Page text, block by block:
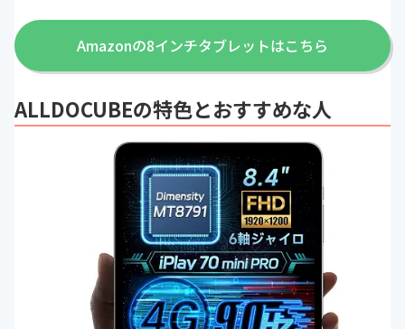
Amazonの8インチタブレットはこちら
ALLDOCUBEの特色とおすすめな人